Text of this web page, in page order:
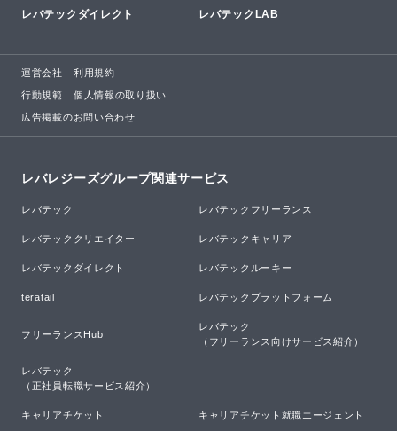
レバテックダイレクト レバテックLAB
運営会社 利用規約
行動規範 個人情報の取り扱い
広告掲載のお問い合わせ
レバレジーズグループ関連サービス
レバテック レバテックフリーランス
レバテッククリエイター レバテックキャリア
レバテックダイレクト レバテックルーキー
teratail レバテックプラットフォーム
フリーランスHub
レバテック
（フリーランス向けサービス紹介）
レバテック
（正社員転職サービス紹介）
キャリアチケット キャリアチケット就職エージェント